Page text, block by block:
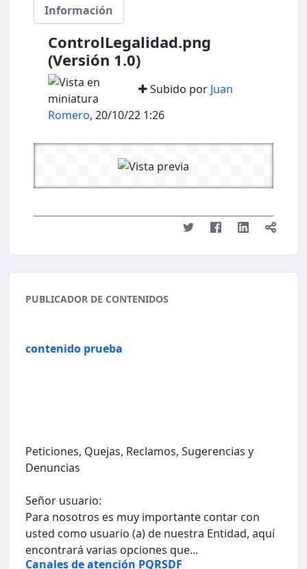
Información
ControlLegalidad.png
(Versión 1.0)
Subido por Juan
Romero, 20/10/22 1:26
PUBLICADOR DE CONTENIDOS
contenido prueba
Peticiones, Quejas, Reclamos, Sugerencias y
Denuncias
Señor usuario:
Para nosotros es muy importante contar con
usted como usuario (a) de nuestra Entidad, aquí
encontrará varias opciones que...
Canales de atención PQRSDF